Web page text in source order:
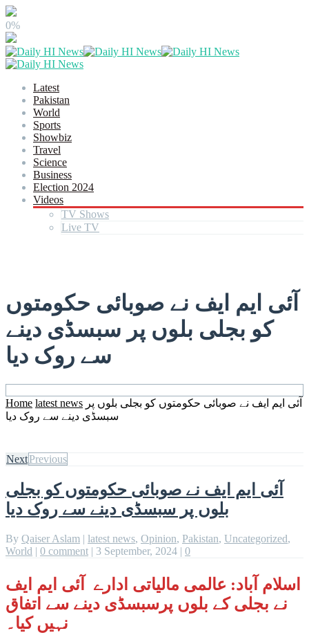
0%
Latest
Pakistan
World
Sports
Showbiz
Travel
Science
Business
Election 2024
Videos
TV Shows
Live TV
آئی ایم ایف نے صوبائی حکومتوں
کو بجلی بلوں پر سبسڈی دینے
سے روک دیا
Home latest news آئی ایم ایف نے صوبائی حکومتوں کو بجلی بلوں پر
سبسڈی دینے سے روک دیا
NextPrevious
آئی ایم ایف نے صوبائی حکومتوں کو بجلی
بلوں پر سبسڈی دینے سے روک دیا
By Qaiser Aslam | latest news, Opinion, Pakistan, Uncategorized,
World | 0 comment | 3 September, 2024 | 0
اسلام آباد: عالمی مالیاتی ادارے آئی ایم ایف
نے بجلی کے بلوں پرسبسڈی دینے سے اتفاق
نہیں کیا۔